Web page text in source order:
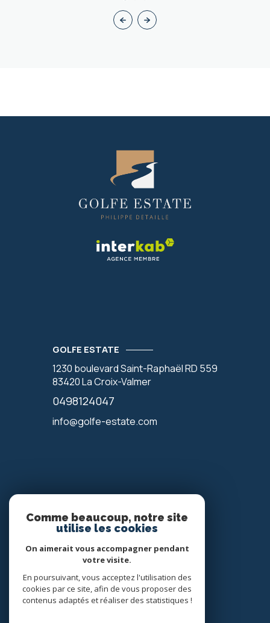
GOLFE ESTATE
1230 boulevard Saint-Raphaël RD 559
83420La Croix-Valmer
0498124047
info@golfe-estate.com
Votre espace
Espace propriétaire
SE CONNECTER
Comme beaucoup, notre site
utilise les cookies
On aimerait vous accompagner pendant
votre visite.
En poursuivant, vous acceptez l'utilisation des
cookies par ce site, afin de vous proposer des
contenus adaptés et réaliser des statistiques !